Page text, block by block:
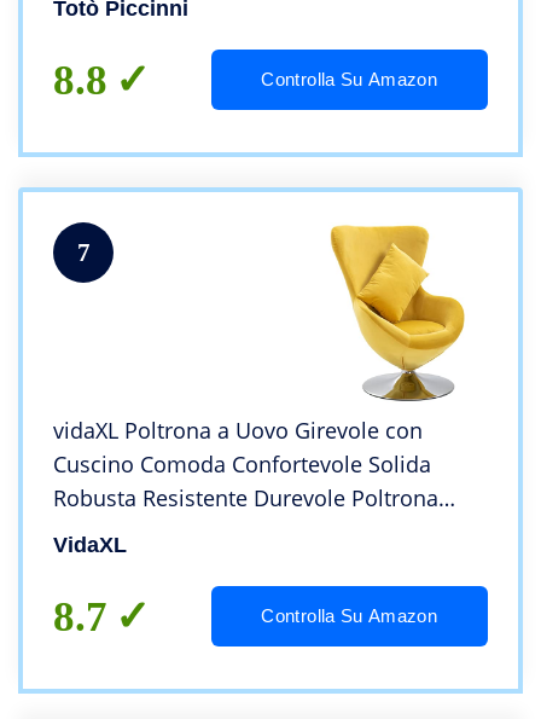
Totò Piccinni
8.8 Controlla Su Amazon
7
vidaXL Poltrona a Uovo Girevole con
Cuscino Comoda Confortevole Solida
Robusta Resistente Durevole Poltrona
Imbottita Arredo Gialla in Velluto
VidaXL
8.7 Controlla Su Amazon